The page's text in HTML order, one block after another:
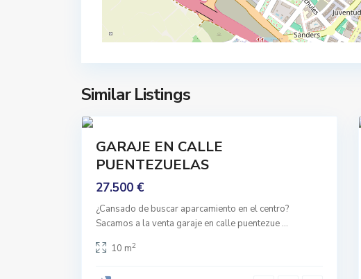
Similar Listings
n
d
GARAJE EN CALLE
PUENTEZUELAS
27.500 €
¿Cansado de buscar aparcamiento en el centro?
Sacamos a la venta garaje en calle puentezue ...
10 m2
d
o
n
s
,
G
r